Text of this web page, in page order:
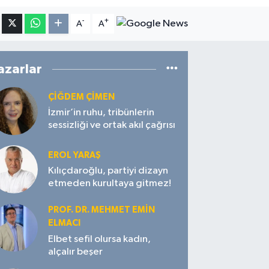
A- A+
ÇIĞDEM ÇIMEN
İzmir’in ruhu, tribünlerin
sessizliği ve ortak akıl çağrısı
EROL YARAŞ
Kılıçdaroğlu, partiyi dizayn
etmeden kurultaya gitmez!
PROF. DR. MEHMET EMIN
ELMACI
Elbet sefil olursa kadın,
alçalır beşer